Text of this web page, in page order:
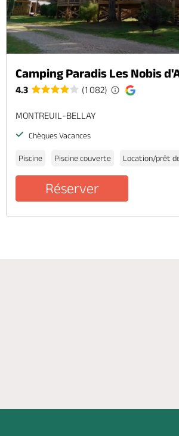
Camping Paradis Les Nobis
4.3 (1 082)
MONTREUIL-BELLAY
Chèques Vacances
Piscine Piscine couverte Location/prêt
Réserver